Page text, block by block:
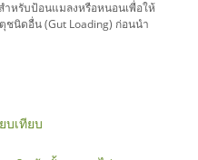
หรับป้อนแมลงหรือหนอนเพื่อให้
นิดอื่น (Gut Loading) ก่อนนำ
บเทียบ